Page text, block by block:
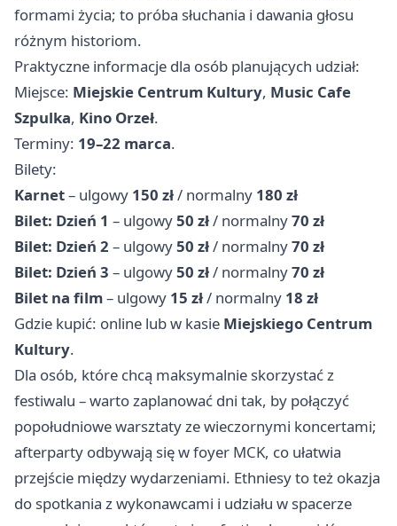
formami życia; to próba słuchania i dawania głosu
różnym historiom.
Praktyczne informacje dla osób planujących udział:
Miejsce: Miejskie Centrum Kultury, Music Cafe
Szpulka, Kino Orzeł.
Terminy: 19–22 marca.
Bilety:
Karnet– ulgowy 150 zł/ normalny 180 zł
Bilet: Dzień 1 – ulgowy50 zł/ normalny70 zł
Bilet: Dzień 2 – ulgowy50 zł/ normalny70 zł
Bilet: Dzień 3 – ulgowy50 zł/ normalny70 zł
Bilet na film– ulgowy 15 zł/ normalny 18 zł
Gdzie kupić: online lub w kasie Miejskiego Centrum
Kultury.
Dla osób, które chcą maksymalnie skorzystać z
festiwalu – warto zaplanować dni tak, by połączyć
popołudniowe warsztaty ze wieczornymi koncertami;
afterparty odbywają się w foyer MCK, co ułatwia
przejście między wydarzeniami. Ethniesy to też okazja
do spotkania z wykonawcami i udziału w spacerze